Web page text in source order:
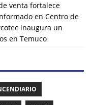
venta fortalece
en Centro de
inaugura un
en Temuco